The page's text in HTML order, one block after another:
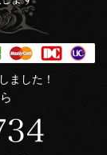
ました！